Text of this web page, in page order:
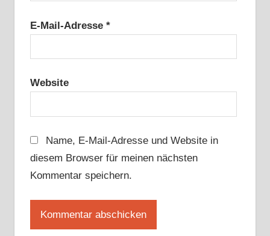
E-Mail-Adresse *
Website
Name, E-Mail-Adresse und Website in
diesem Browser für meinen nächsten
Kommentar speichern.